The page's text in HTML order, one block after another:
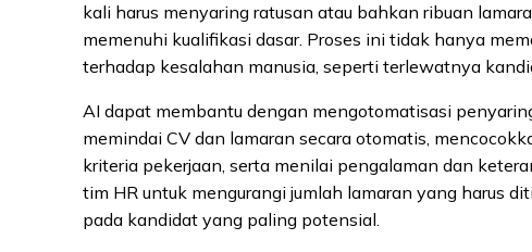
kali harus menyaring ratusan atau bahkan ribuan
memenuhi kualifikasi dasar. Proses ini tidak hanya
terhadap kesalahan manusia, seperti terlewatnya
AI dapat membantu dengan mengotomatisasi
memindai CV dan lamaran secara otomatis,
kriteria pekerjaan, serta menilai pengalaman dan
tim HR untuk mengurangi jumlah lamaran yang harus
pada kandidat yang paling potensial.